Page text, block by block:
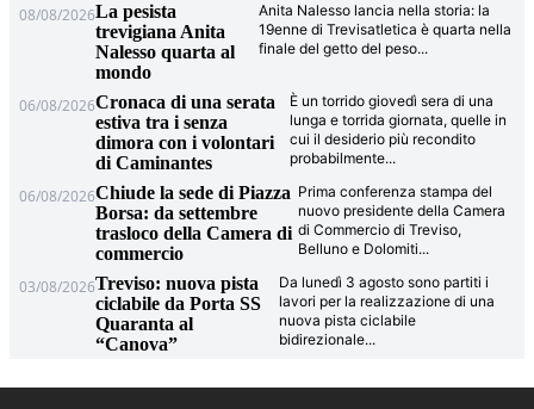
08/08/2026La pesista
trevigiana Anita
Nalesso quarta al
mondo
Anita Nalesso lancia nella storia: la
19enne di Trevisatletica è quarta nella
finale del getto del peso...
06/08/2026Cronaca di una serata
estiva tra i senza
dimora con i volontari
di Caminantes
È un torrido giovedì sera di una
lunga e torrida giornata, quelle in
cui il desiderio più recondito
probabilmente...
06/08/2026Chiude la sede di Piazza
Borsa: da settembre
trasloco della Camera di
commercio
Prima conferenza stampa del
nuovo presidente della Camera
di Commercio di Treviso,
Belluno e Dolomiti...
03/08/2026Treviso: nuova pista
ciclabile da Porta SS
Quaranta al
“Canova”
Da lunedì 3 agosto sono partiti i
lavori per la realizzazione di una
nuova pista ciclabile
bidirezionale...